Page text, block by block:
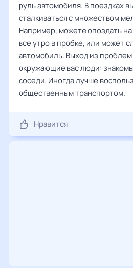
руль автомобиля. В поездках
сталкиваться с множеством
Например, можете опоздать
все утро в пробке, или может
автомобиль. Выход из проблем
окружающие вас люди:
соседи. Иногда лучше
общественным транспортом.
Нравится